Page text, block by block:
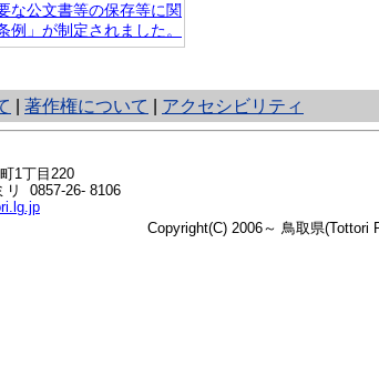
な公文書等の保存等に関
例」が制定されました。
著作権について アクセシビリティ
1丁目220
リ 0857-26- 8106
Copyright(C) 2006～ 鳥取県